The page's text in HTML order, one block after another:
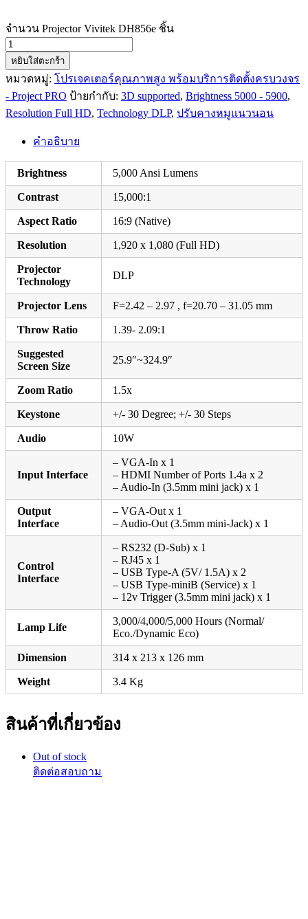
จำนวน Projector Vivitek DH856e ชิ้น
หยิบใส่ตะกร้า
หมวดหมู่: โปรเจคเตอร์คุณภาพสูง พร้อมบริการติดตั้งครบวงจร
- Project PRO ป้ายกำกับ: 3D supported, Brightness 5000 - 5900,
Resolution Full HD, Technology DLP, ปรับคางหมูแนวนอน
คำอธิบาย
Brightness 5,000 Ansi Lumens
Contrast 15,000:1
Aspect Ratio 16:9 (Native)
Resolution 1,920 x 1,080 (Full HD)
Projector
Technology
DLP
Projector Lens F=2.42 – 2.97 , f=20.70 – 31.05 mm
Throw Ratio 1.39- 2.09:1
Suggested
Screen Size
25.9″~324.9″
Zoom Ratio 1.5x
Keystone +/- 30 Degree; +/- 30 Steps
Audio 10W
Input Interface
– VGA-In x 1
– HDMI Number of Ports 1.4a x 2
– Audio-In (3.5mm mini jack) x 1
Output
Interface
– VGA-Out x 1
– Audio-Out (3.5mm mini-Jack) x 1
Control
Interface
– RS232 (D-Sub) x 1
– RJ45 x 1
– USB Type-A (5V/ 1.5A) x 2
– USB Type-miniB (Service) x 1
– 12v Trigger (3.5mm mini jack) x 1
Lamp Life
3,000/4,000/5,000 Hours (Normal/
Eco./Dynamic Eco)
Dimension 314 x 213 x 126 mm
Weight 3.4 Kg
สินค้าที่เกี่ยวข้อง
Out of stock